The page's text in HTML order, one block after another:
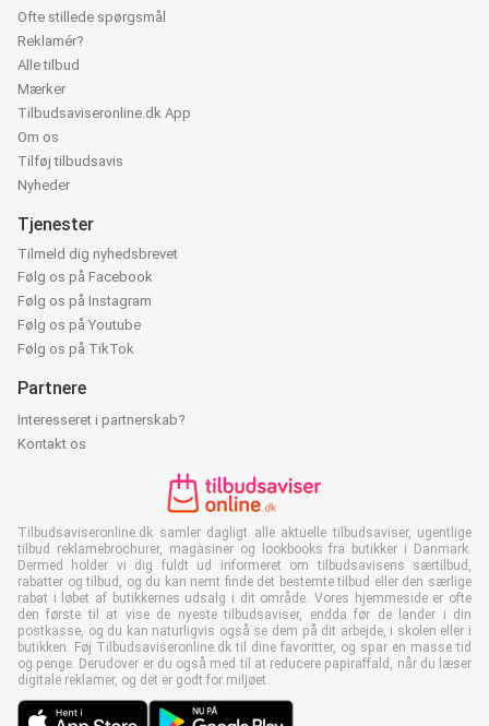
Ofte stillede spørgsmål
Reklamér?
Alle tilbud
Mærker
Tilbudsaviseronline.dk App
Om os
Tilføj tilbudsavis
Nyheder
Tjenester
Tilmeld dig nyhedsbrevet
Følg os på Facebook
Følg os på Instagram
Følg os på Youtube
Følg os på TikTok
Partnere
Interesseret i partnerskab?
Kontakt os
Tilbudsaviseronline.dk samler dagligt alle aktuelle tilbudsaviser, ugentlige
tilbud reklamebrochurer, magasiner og lookbooks fra butikker i Danmark.
Dermed holder vi dig fuldt ud informeret om tilbudsavisens særtilbud,
rabatter og tilbud, og du kan nemt finde det bestemte tilbud eller den særlige
rabat i løbet af butikkernes udsalg i dit område. Vores hjemmeside er ofte
den første til at vise de nyeste tilbudsaviser, endda før de lander i din
postkasse, og du kan naturligvis også se dem på dit arbejde, i skolen eller i
butikken. Føj Tilbudsaviseronline.dk til dine favoritter, og spar en masse tid
og penge. Derudover er du også med til at reducere papiraffald, når du læser
digitale reklamer, og det er godt for miljøet.